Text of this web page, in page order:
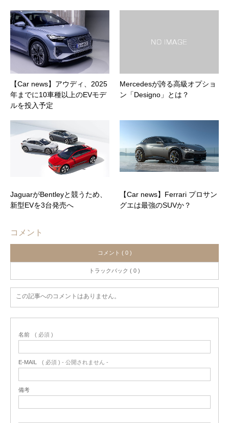
【Car news】アウディ、2025
年までに10車種以上のEVモデ
ルを投入予定
Mercedesが誇る高級オプショ
ン「Designo」とは？
JaguarがBentleyと競うため、
新型EVを3台発売へ
【Car news】Ferrari プロサン
グエは最強のSUVか？
コメント
コメント ( 0 )
トラックバック ( 0 )
この記事へのコメントはありません。
名前 ( 必須 )
E-MAIL ( 必須 ) - 公開されません -
備考